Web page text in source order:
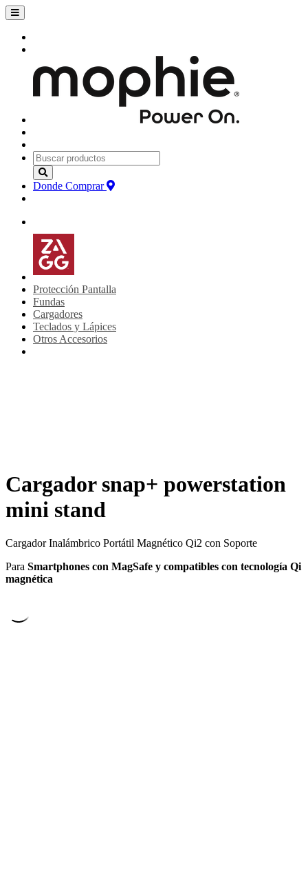
Donde Comprar
Protección Pantalla
Fundas
Cargadores
Teclados y Lápices
Otros Accesorios
Cargador snap+ powerstation
mini stand
Cargador Inalámbrico Portátil Magnético Qi2 con Soporte
Para Smartphones con MagSafe y compatibles con tecnología Qi
magnética